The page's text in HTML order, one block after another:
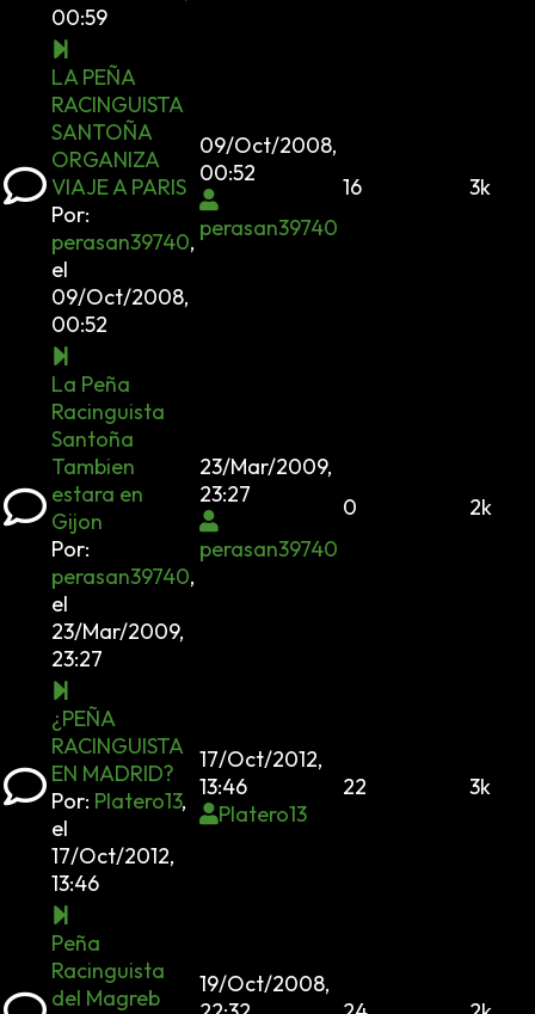
00:59
LA PEÑA
RACINGUISTA
SANTOÑA
ORGANIZA
VIAJE A PARIS
Por:
perasan39740,
el
09/Oct/2008,
00:52
09/Oct/2008,
00:52
perasan39740
16 3k
La Peña
Racinguista
Santoña
Tambien
estara en
Gijon
Por:
perasan39740,
el
23/Mar/2009,
23:27
23/Mar/2009,
23:27
perasan39740
0 2k
¿PEÑA
RACINGUISTA
EN MADRID?
Por: Platero13,
el
17/Oct/2012,
13:46
17/Oct/2012,
13:46
Platero13
22 3k
Peña
Racinguista
del Magreb
19/Oct/2008,